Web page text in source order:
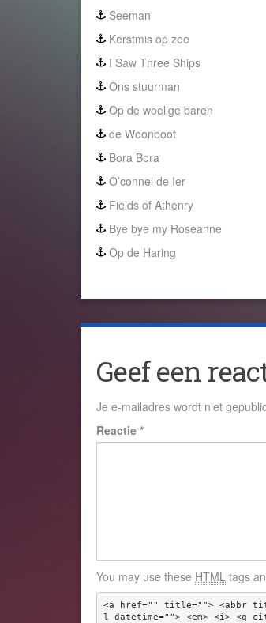
Seeman
Kerstmis op zee
I Saw Three Ships
Ons stuurman
Op de woelige baren
de Woonboot
Bora Bora
O’connel de Ier
Fields of Athenry
Bye bye my Roseanne
Op de Haring
Geef een
Je e-mailadres wordt niet
Reactie *
You may use these HTML tags
<a href="" title=""> <abbr
l datetime=""> <em> <i> <q